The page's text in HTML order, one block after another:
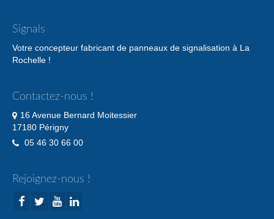
Signals
Votre concepteur fabricant de panneaux de signalisation à La
Rochelle !
Contactez-nous !
16 Avenue Bernard Moitessier
17180 Périgny
05 46 30 66 00
Rejoignez-nous !